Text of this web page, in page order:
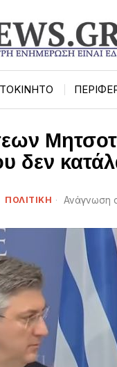
δεν
ΠΟΛΙΤΙΚΗ Ανάγνωση